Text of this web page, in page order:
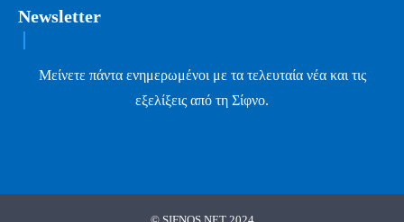
Newsletter
Μείνετε πάντα ενημερωμένοι με τα τελευταία νέα και τις
εξελίξεις από τη Σίφνο.